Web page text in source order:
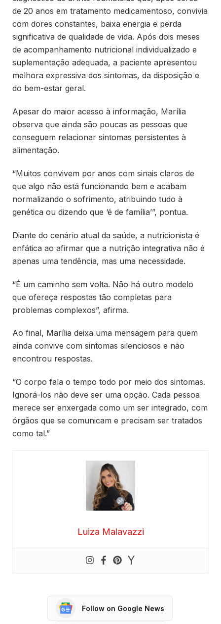
de 20 anos em tratamento medicamentoso, convivia
com dores constantes, baixa energia e perda
significativa de qualidade de vida. Após dois meses
de acompanhamento nutricional individualizado e
suplementação adequada, a paciente apresentou
melhora expressiva dos sintomas, da disposição e
do bem-estar geral.
Apesar do maior acesso à informação, Marília
observa que ainda são poucas as pessoas que
conseguem relacionar sintomas persistentes à
alimentação.
“Muitos convivem por anos com sinais claros de
que algo não está funcionando bem e acabam
normalizando o sofrimento, atribuindo tudo à
genética ou dizendo que ‘é de família’”, pontua.
Diante do cenário atual da saúde, a nutricionista é
enfática ao afirmar que a nutrição integrativa não é
apenas uma tendência, mas uma necessidade.
“É um caminho sem volta. Não há outro modelo
que ofereça respostas tão completas para
problemas complexos”, afirma.
Ao final, Marília deixa uma mensagem para quem
ainda convive com sintomas silenciosos e não
encontrou respostas.
“O corpo fala o tempo todo por meio dos sintomas.
Ignorá-los não deve ser uma opção. Cada pessoa
merece ser enxergada como um ser integrado, com
órgãos que se comunicam e precisam ser tratados
como tal.”
Luiza Malavazzi
Follow on Google News